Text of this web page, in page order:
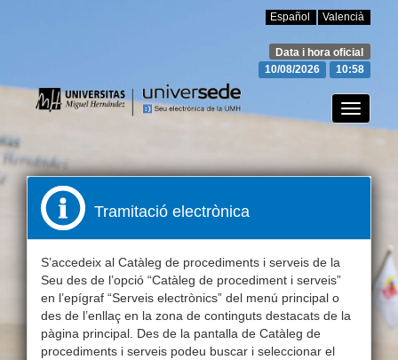
Español Valencià
Data i hora oficial
10/08/2026
10:58
Canviar
mode
Tramitació electrònica
S’accedeix al Catàleg de procediments i serveis de la
Seu des de l’opció “Catàleg de procediment i serveis”
en l’epígraf “Serveis electrònics” del menú principal o
des de l’enllaç en la zona de continguts destacats de la
pàgina principal. Des de la pantalla de Catàleg de
procediments i serveis podeu buscar i seleccionar el